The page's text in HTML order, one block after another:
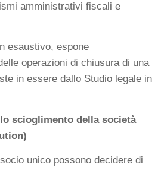
amministrativi fiscali e
esaustivo, espone
operazioni di chiusura di una
in essere dallo Studio legale in
scioglimento della società
unico possono decidere di